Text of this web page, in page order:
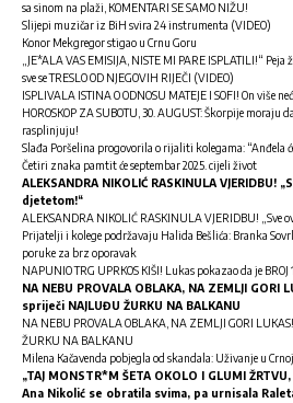
sa sinom na plaži, KOMENTARI SE SAMO NIŽU!
Slijepi muzičar iz BiH svira 24 instrumenta (VIDEO)
Konor Mekgregor stigao u Crnu Goru
„JE*ALA VAS EMISIJA, NISTE MI PARE ISPLATILI!“
sve se TRESLO OD NJEGOVIH RIJEČI (VIDEO)
ISPLIVALA ISTINA O ODNOSU MATEJE I SOFI! On više
HOROSKOP ZA SUBOTU, 30. AUGUST: Škorpije moraju
rasplinjuju!
Slađa Poršelina progovorila o rijaliti kolegama: “Anđela
Četiri znaka pamtit će septembar 2025. cijeli život
ALEKSANDRA NIKOLIĆ RASKINULA
djetetom!“
ALEKSANDRA NIKOLIĆ RASKINULA VJERIDBU! „Sve
Prijatelji i kolege podržavaju Halida Bešlića: Branka
poruke za brz oporavak
NAPUNIO TRG UPRKOS KIŠI! Lukas pokazao da je BROJ
NA NEBU PROVALA OBLAKA, NA ZEMLJI GORI
spriječi NAJLUĐU ŽURKU NA BALKANU
NA NEBU PROVALA OBLAKA, NA ZEMLJI GORI
ŽURKU NA BALKANU
Milena Kačavenda pobjegla od skandala: Uživanje u
„TAJ MONSTR*M ŠETA OKOLO I GLUMI
Ana Nikolić se obratila svima, pa urnisala